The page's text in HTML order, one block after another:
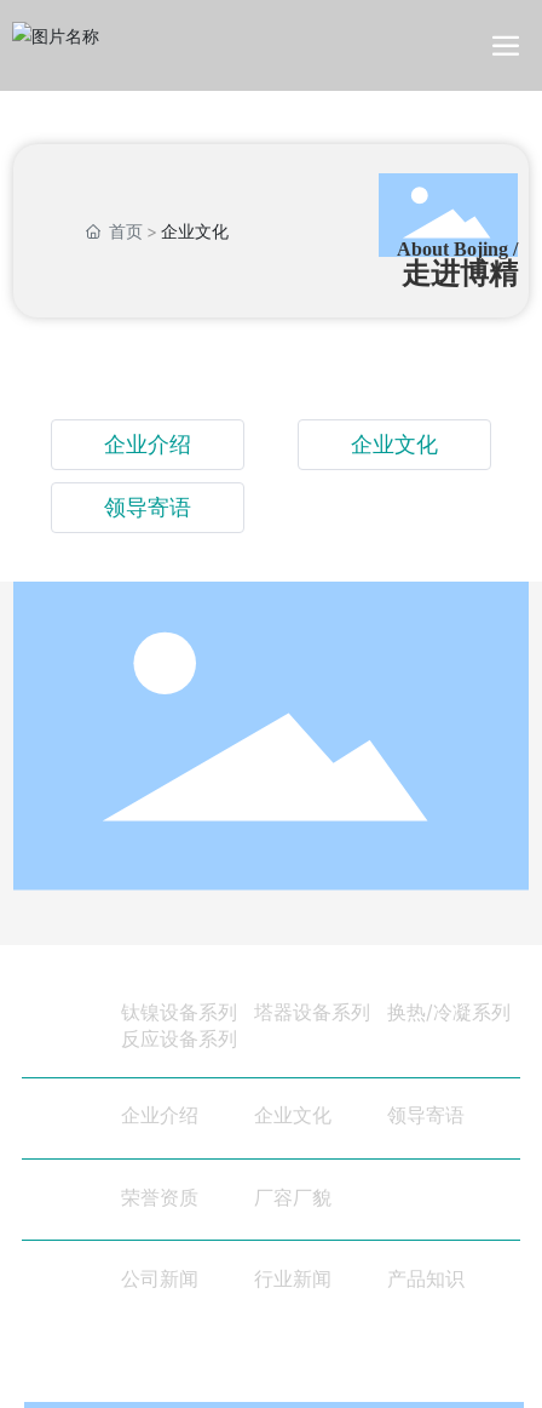
首页
企业文化
About Bojing /
走进博精
企业介绍 企业文化
领导寄语
钛镍设备系列 塔器设备系列
换热/冷凝系列
反应设备系列
企业介绍 企业文化 领导寄语
荣誉资质 厂容厂貌
公司新闻 行业新闻 产品知识